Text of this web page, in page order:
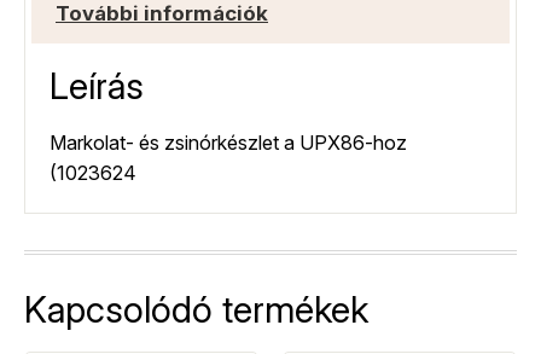
További információk
Leírás
Markolat- és zsinórkészlet a UPX86-hoz
(1023624
Kapcsolódó termékek